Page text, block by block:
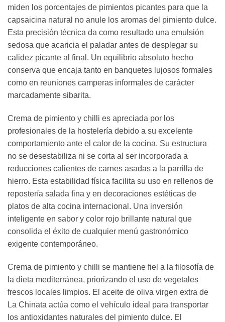
miden los porcentajes de pimientos picantes para que la
capsaicina natural no anule los aromas del pimiento dulce.
Esta precisión técnica da como resultado una emulsión
sedosa que acaricia el paladar antes de desplegar su
calidez picante al final. Un equilibrio absoluto hecho
conserva que encaja tanto en banquetes lujosos formales
como en reuniones camperas informales de carácter
marcadamente sibarita.
Crema de pimiento y chilli es apreciada por los
profesionales de la hostelería debido a su excelente
comportamiento ante el calor de la cocina. Su estructura
no se desestabiliza ni se corta al ser incorporada a
reducciones calientes de carnes asadas a la parrilla de
hierro. Esta estabilidad física facilita su uso en rellenos de
repostería salada fina y en decoraciones estéticas de
platos de alta cocina internacional. Una inversión
inteligente en sabor y color rojo brillante natural que
consolida el éxito de cualquier menú gastronómico
exigente contemporáneo.
Crema de pimiento y chilli se mantiene fiel a la filosofía de
la dieta mediterránea, priorizando el uso de vegetales
frescos locales limpios. El aceite de oliva virgen extra de
La Chinata actúa como el vehículo ideal para transportar
los antioxidantes naturales del pimiento dulce. El